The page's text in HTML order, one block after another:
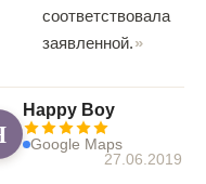
соответствовала
заявленной.
Happy Boy
Google Maps
27.06.2019